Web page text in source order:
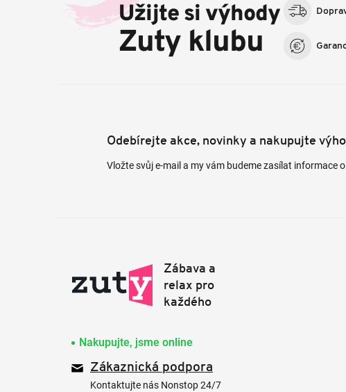
Užijte si výhody
Zuty klubu
Odebírejte akce, novinky a nakupujte
Vložte svůj e-mail a my vám budeme zasílat informace
Nakupujte, jsme online
Zákaznická podpora
Kontaktujte nás Nonstop 24/7